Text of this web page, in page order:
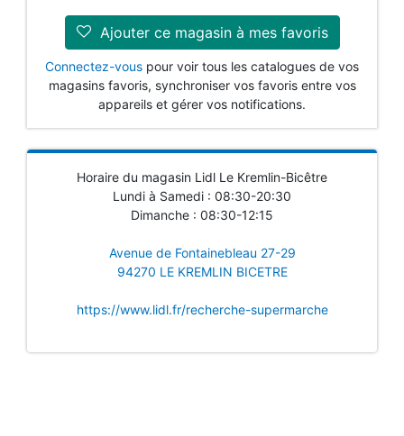
Ajouter ce magasin à mes favoris
Connectez-vous pour voir tous les catalogues de vos
magasins favoris, synchroniser vos favoris entre vos
appareils et gérer vos notifications.
Horaire du magasin Lidl Le Kremlin-Bicêtre
Lundi à Samedi : 08:30-20:30
Dimanche : 08:30-12:15
Avenue de Fontainebleau 27-29
94270 LE KREMLIN BICETRE
https://www.lidl.fr/recherche-supermarche